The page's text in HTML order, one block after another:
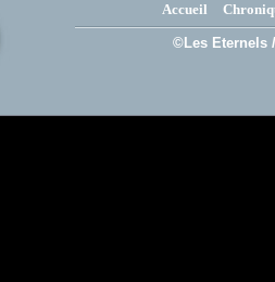
Accueil
©Les Eternels